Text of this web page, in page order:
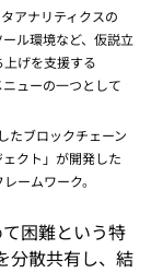
アナリティクスの
ル環境など、仮説立
げを支援する
ューの一つとして
ブロックチェーン
クト」が開発した
ームワーク。
困難という特
分散共有し、結